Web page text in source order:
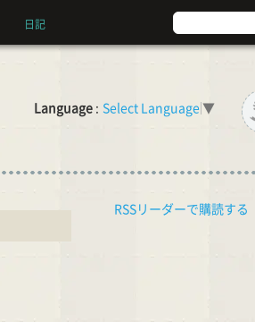
日記
Language : Select Language ▼
RSSリーダーで購読する